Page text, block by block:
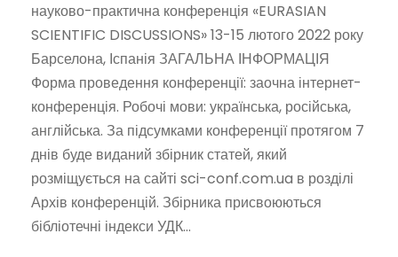
науково-практична конференція «EURASIAN
SCIENTIFIC DISCUSSIONS» 13-15 лютого 2022 року
Барселона, Іспанія ЗАГАЛЬНА ІНФОРМАЦІЯ
Форма проведення конференції: заочна інтернет-
конференція. Робочі мови: українська, російська,
англійська. За підсумками конференції протягом 7
днів буде виданий збірник статей, який
розміщується на сайті sci-conf.com.ua в розділі
Архів конференцій. Збірника присвоюються
бібліотечні індекси УДК...